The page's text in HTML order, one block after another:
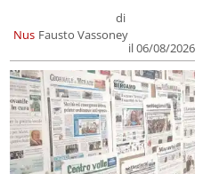
Nus
di
Fausto Vassoney
il 06/08/2026